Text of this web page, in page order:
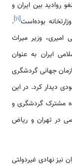
روادید بین ایران و
بوده‌است[۱۱]
.
سید رضا صالحی امیری، وزیر میراث
ایران به عنوان
جهانی گردشگری
دیدار کرد. در این
مشترک گردشگری و
در تهران و ریاض
نیز نهادی غیر‌دولتی